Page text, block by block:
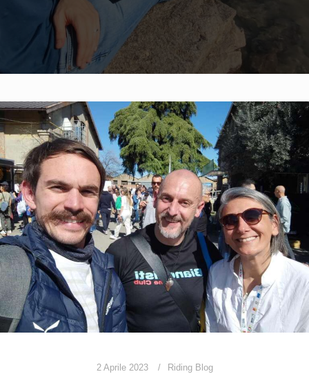
2 Aprile 2023 Riding Blog